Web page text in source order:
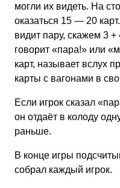
могли их видеть. На
оказаться 15 — 20
видит пару, скажем 3
говорит «пара!» или
карт, называет вслух
карты с вагонами в
Если игрок сказал
он отдаёт в колоду
раньше.
В конце игры
собрал каждый игрок.